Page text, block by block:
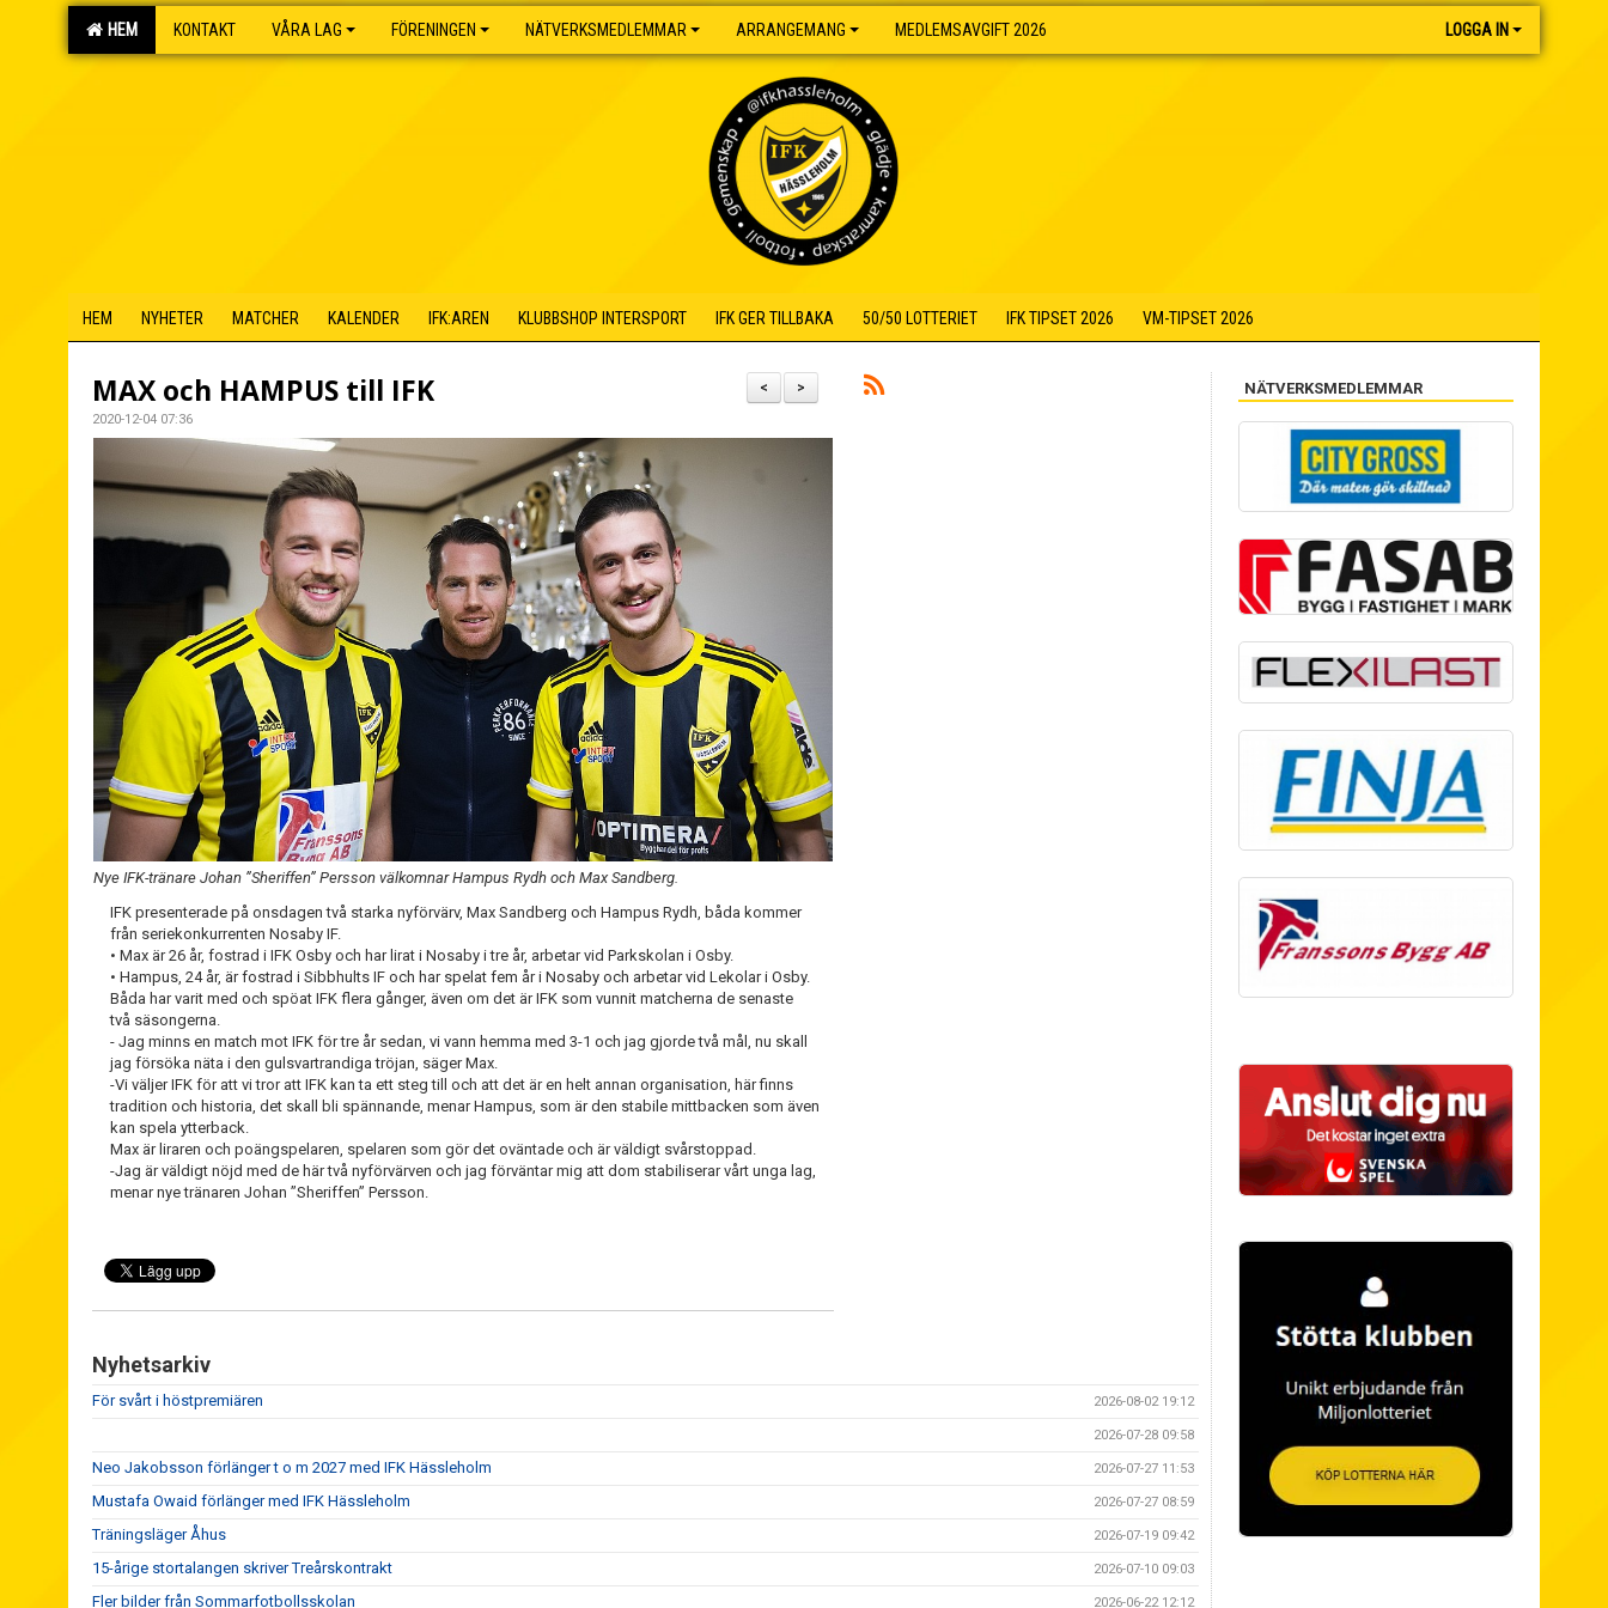
HEM KONTAKT VÅRA LAG FÖRENINGEN NÄTVERKSMEDLEMMAR ARRANGEMANG MEDLEMSAVGIFT 2026 LOGGA IN
HEM NYHETER MATCHER KALENDER IFK:AREN KLUBBSHOP INTERSPORT IFK GER TILLBAKA 50/50 LOTTERIET IFK TIPSET 2026 VM-TIPSET 2026
>
<
MAX och HAMPUS till IFK
2020-12-04 07:36
Nye IFK-tränare Johan ”Sheriffen” Persson välkomnar Hampus Rydh och Max Sandberg.
IFK presenterade på onsdagen två starka nyförvärv, Max Sandberg och Hampus Rydh, båda kommer
från seriekonkurrenten Nosaby IF.
• Max är 26 år, fostrad i IFK Osby och har lirat i Nosaby i tre år, arbetar vid Parkskolan i Osby.
• Hampus, 24 år, är fostrad i Sibbhults IF och har spelat fem år i Nosaby och arbetar vid Lekolar i Osby.
Båda har varit med och spöat IFK flera gånger, även om det är IFK som vunnit matcherna de senaste
två säsongerna.
- Jag minns en match mot IFK för tre år sedan, vi vann hemma med 3-1 och jag gjorde två mål, nu skall
jag försöka näta i den gulsvartrandiga tröjan, säger Max.
-Vi väljer IFK för att vi tror att IFK kan ta ett steg till och att det är en helt annan organisation, här finns
tradition och historia, det skall bli spännande, menar Hampus, som är den stabile mittbacken som även
kan spela ytterback.
Max är liraren och poängspelaren, spelaren som gör det oväntade och är väldigt svårstoppad.
-Jag är väldigt nöjd med de här två nyförvärven och jag förväntar mig att dom stabiliserar vårt unga lag,
menar nye tränaren Johan ”Sheriffen” Persson.
Nyhetsarkiv
För svårt i höstpremiären 2026-08-02 19:12
2026-07-28 09:58
Neo Jakobsson förlänger t o m 2027 med IFK Hässleholm 2026-07-27 11:53
Mustafa Owaid förlänger med IFK Hässleholm 2026-07-27 08:59
Träningsläger Åhus 2026-07-19 09:42
15-årige stortalangen skriver Treårskontrakt 2026-07-10 09:03
Fler bilder från Sommarfotbollsskolan 2026-06-22 12:12
NÄTVERKSMEDLEMMAR